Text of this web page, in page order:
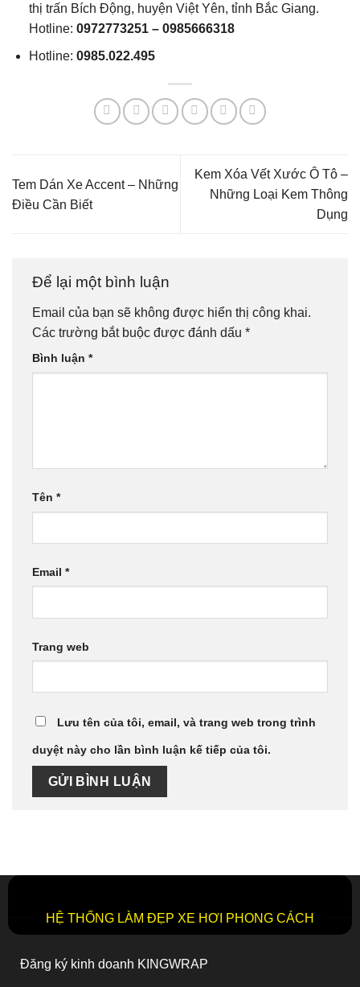
thị trấn Bích Động, huyện Việt Yên, tỉnh Bắc Giang.
Hotline: 0972773251– 0985666318
Hotline: 0985.022.495
Tem Dán Xe Accent – Những
Điều Cần Biết
Kem Xóa Vết Xước Ô Tô –
Những Loại Kem Thông
Dụng
Để lại một bình luận
Email của bạn sẽ không được hiển thị công khai.
Các trường bắt buộc được đánh dấu *
Bình luận *
Tên *
Email *
Trang web
Lưu tên của tôi, email, và trang web trong trình
duyệt này cho lần bình luận kế tiếp của tôi.
HỆ THỐNG LÀM ĐẸP XE HƠI PHONG CÁCH
Đăng ký kinh doanh KINGWRAP